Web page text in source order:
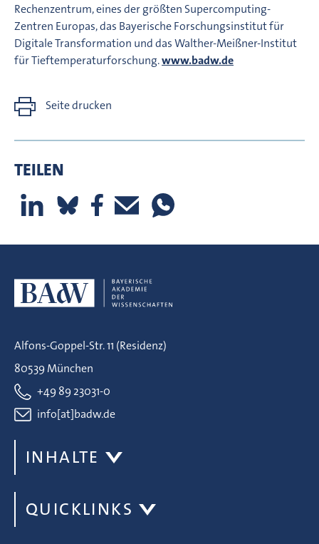
Rechenzentrum, eines der größten Supercomputing-
Zentren Europas, das Bayerische Forschungsinstitut für
Digitale Transformation und das Walther-Meißner-Institut
für Tieftemperaturforschung.www.badw.de
Seite drucken
TEILEN
Alfons-Goppel-Str. 11 (Residenz)
80539 München
+49 89 23031-0
info[at]badw.de
INHALTE
QUICKLINKS